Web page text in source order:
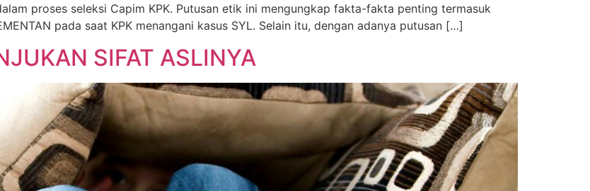
proses seleksi Capim KPK. Putusan etik ini mengungkap fakta-fakta penting termasuk
pada saat KPK menangani kasus SYL. Selain itu, dengan adanya putusan […]
SIFAT ASLINYA